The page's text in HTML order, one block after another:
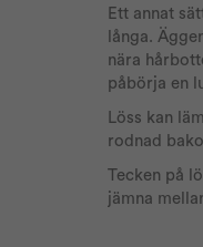
Ett annat
långa.
nära
påbörja en
Löss kan
rodnad
Tecken på
jämna